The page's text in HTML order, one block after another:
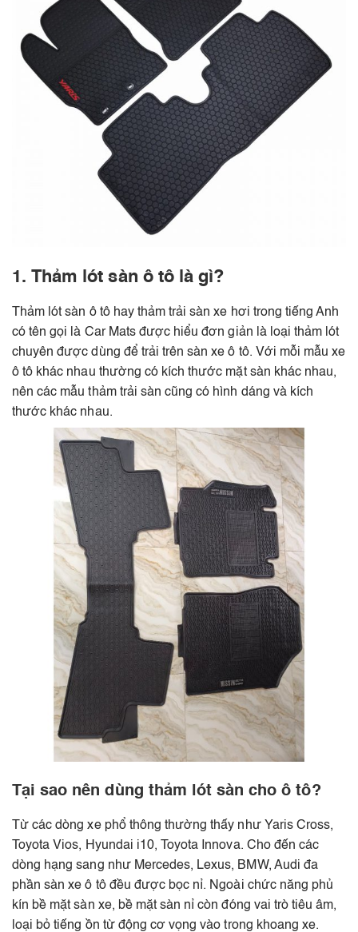
1. Thảm lót sàn ô tô là gì?
Thảm lót sàn ô tô hay thảm trải sàn xe hơi trong tiếng Anh
có tên gọi là Car Mats được hiểu đơn giản là loại thảm lót
chuyên được dùng để trải trên sàn xe ô tô. Với mỗi mẫu xe
ô tô khác nhau thường có kích thước mặt sàn khác nhau,
nên các mẫu thảm trải sàn cũng có hình dáng và kích
thước khác nhau.
Tại sao nên dùng thảm lót sàn cho ô tô?
Từ các dòng xe phổ thông thường thấy như Yaris Cross,
Toyota Vios, Hyundai i10, Toyota Innova. Cho đến các
dòng hạng sang như Mercedes, Lexus, BMW, Audi đa
phần sàn xe ô tô đều được bọc nỉ. Ngoài chức năng phủ
kín bề mặt sàn xe, bề mặt sàn nỉ còn đóng vai trò tiêu âm,
loại bỏ tiếng ồn từ động cơ vọng vào trong khoang xe.